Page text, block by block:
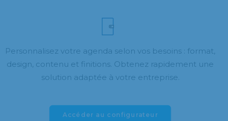
Personnalisez votre agenda selon vos besoins : format,
design, contenu et finitions. Obtenez rapidement une
solution adaptée à votre entreprise.
Accéder au configurateur